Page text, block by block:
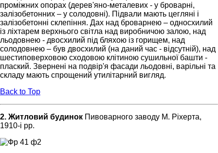
проміжних опорах (дерев'яно-металевих - у броварні,
залізобетонних – у солодовні). Підвали мають цегляні і
залізобетонні склепіння. Дах над броварнею – односхилий
із ліхтарем верхнього світла над виробничою залою, над
льодовнею - двосхилий під бляхою із горищем, над
солодовнею – був двосхилий (на даний час - відсутній), над
шестиповерховою сходовою клітиною сушильної башти -
плаский. Звернені на подвір'я фасади льодовні, варільні та
складу мають спрощений утилітарний вигляд.
Back to Top
2. Житловий будинок Пивоварного заводу М. Ріхерта,
1910-і рр.